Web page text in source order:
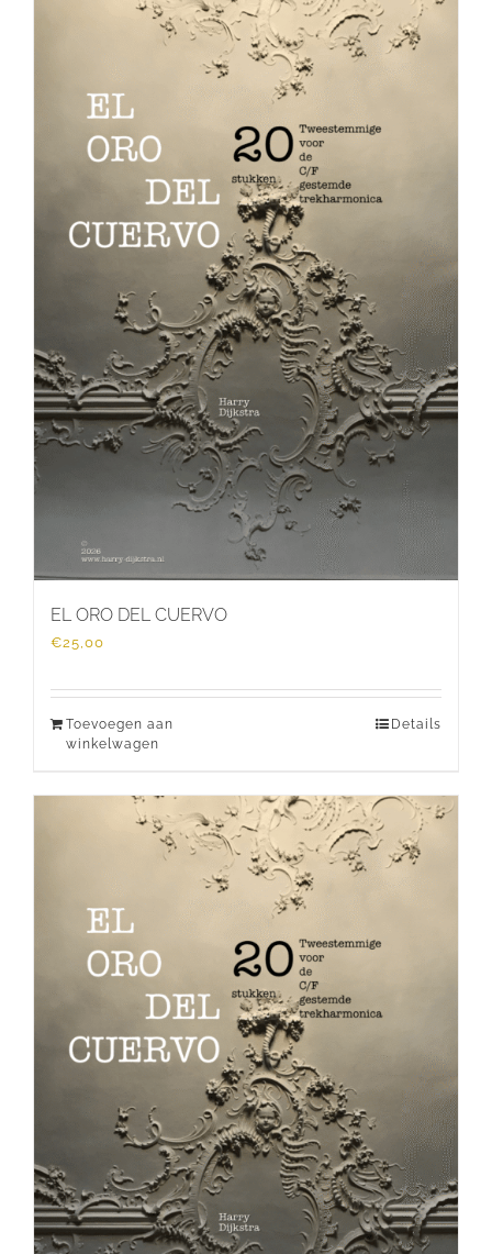
EL ORO DEL CUERVO
€25,00
Toevoegen aan
winkelwagen
Details